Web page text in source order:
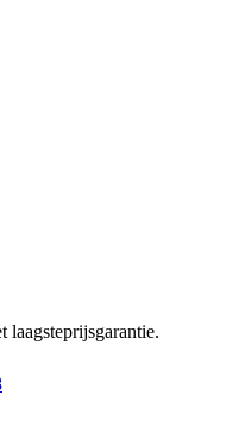
laagsteprijsgarantie.